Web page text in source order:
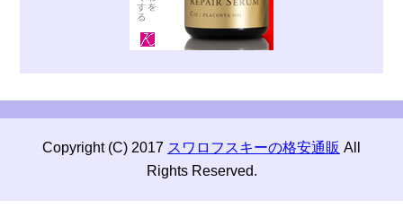
Copyright (C) 2017 スワロフスキーの格安通販 All
Rights Reserved.